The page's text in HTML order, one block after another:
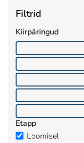
Filtrid
Kiirpäringud
Etapp
Loomisel